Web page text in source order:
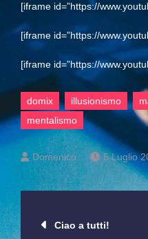
[iframe id=”https://
[iframe id=”https://
[iframe id=”https://
domix illusionismo
mentalismo
5 Luglio
Ciao a tutti!